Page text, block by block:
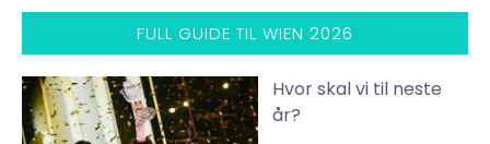
FULL GUIDE TIL WIEN 2026
Hvor skal vi til neste
år?